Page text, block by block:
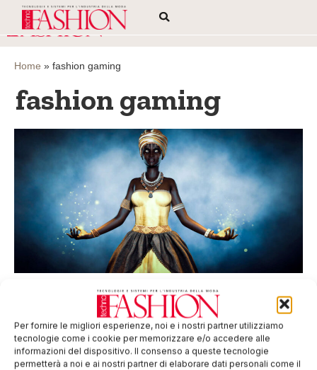
Per fornire le migliori esperienze, noi e i nostri partner utilizziamo
tecnologie come i cookie per memorizzare e/o accedere alle
informazioni del dispositivo. Il consenso a queste tecnologie
permetterà a noi e ai nostri partner di elaborare dati personali come il
Home » fashion gaming
fashion gaming
Fashion gaming: aspetti giuridici di un
mercato emergente
di Avv. Giuseppe Croari – Dott. Pietro Sambataro, www.fclex.it.
Specialmente negli ultimi tempi, i contatti fra mondo della
Moda e videogame sono stati frequenti e serrati, al punto
che molti hanno